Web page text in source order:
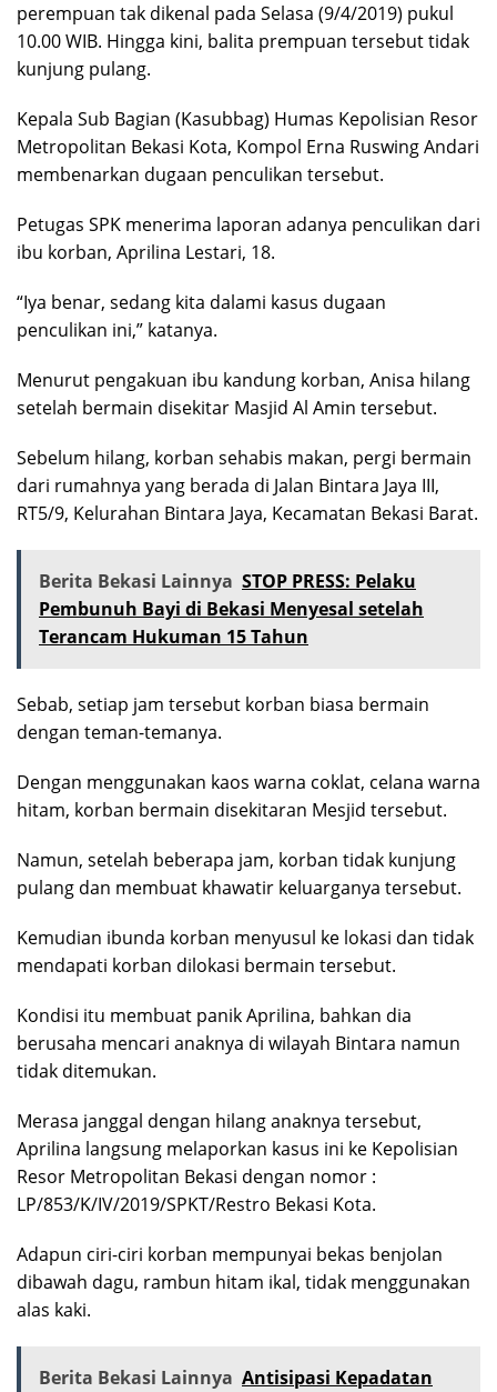
perempuan tak dikenal pada Selasa (9/4/2019) pukul
10.00 WIB. Hingga kini, balita prempuan tersebut tidak
kunjung pulang.
Kepala Sub Bagian (Kasubbag) Humas Kepolisian Resor
Metropolitan Bekasi Kota, Kompol Erna Ruswing Andari
membenarkan dugaan penculikan tersebut.
Petugas SPK menerima laporan adanya penculikan dari
ibu korban, Aprilina Lestari, 18.
“Iya benar, sedang kita dalami kasus dugaan
penculikan ini,” katanya.
Menurut pengakuan ibu kandung korban, Anisa hilang
setelah bermain disekitar Masjid Al Amin tersebut.
Sebelum hilang, korban sehabis makan, pergi bermain
dari rumahnya yang berada di Jalan Bintara Jaya III,
RT5/9, Kelurahan Bintara Jaya, Kecamatan Bekasi Barat.
Berita Bekasi Lainnya STOP PRESS: Pelaku
Pembunuh Bayi di Bekasi Menyesal setelah
Terancam Hukuman 15 Tahun
Sebab, setiap jam tersebut korban biasa bermain
dengan teman-temanya.
Dengan menggunakan kaos warna coklat, celana warna
hitam, korban bermain disekitaran Mesjid tersebut.
Namun, setelah beberapa jam, korban tidak kunjung
pulang dan membuat khawatir keluarganya tersebut.
Kemudian ibunda korban menyusul ke lokasi dan tidak
mendapati korban dilokasi bermain tersebut.
Kondisi itu membuat panik Aprilina, bahkan dia
berusaha mencari anaknya di wilayah Bintara namun
tidak ditemukan.
Merasa janggal dengan hilang anaknya tersebut,
Aprilina langsung melaporkan kasus ini ke Kepolisian
Resor Metropolitan Bekasi dengan nomor :
LP/853/K/IV/2019/SPKT/Restro Bekasi Kota.
Adapun ciri-ciri korban mempunyai bekas benjolan
dibawah dagu, rambun hitam ikal, tidak menggunakan
alas kaki.
Berita Bekasi Lainnya Antisipasi Kepadatan